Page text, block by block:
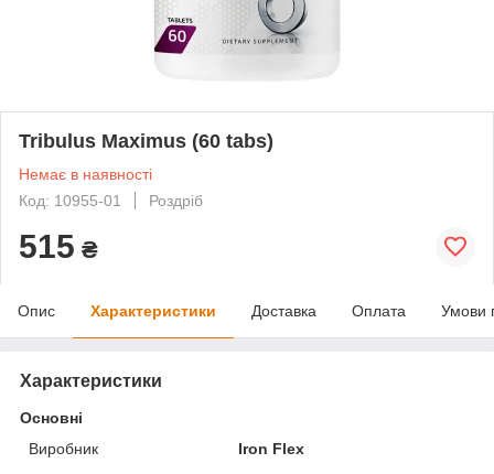
Tribulus Maximus (60 tabs)
Немає в наявності
Код: 10955-01
Роздріб
515 ₴
Опис Характеристики Доставка Оплата Умови
Характеристики
Основні
Виробник
Iron Flex